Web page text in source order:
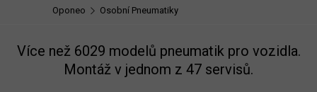
Oponeo Osobní Pneumatiky
Více než 6029 modelů pneumatik pro vozidla.
Montáž v jednom z 47 servisů.